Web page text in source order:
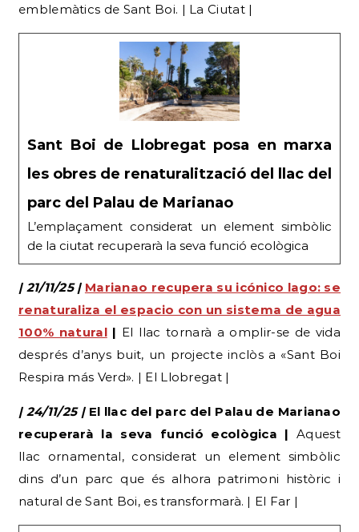
emblemàtics de Sant Boi. | La Ciutat |
Sant Boi de Llobregat posa en marxa
les obres de renaturalització del llac del
parc del Palau de Marianao
L’emplaçament considerat un element simbòlic
de la ciutat recuperarà la seva funció ecològica
| 21/11/25 | Marianao recupera su icónico lago: se
renaturaliza el espacio con un sistema de agua
100% natural| El llac tornarà a omplir-se de vida
després d’anys buit, un projecte inclòs a «Sant Boi
Respira más Verd». | El Llobregat |
| 24/11/25 | El llac del parc del Palau de Marianao
recuperarà la seva funció ecològica |Aquest
llac ornamental, considerat un element simbòlic
dins d’un parc que és alhora patrimoni històric i
natural de Sant Boi, es transformarà. | El Far |